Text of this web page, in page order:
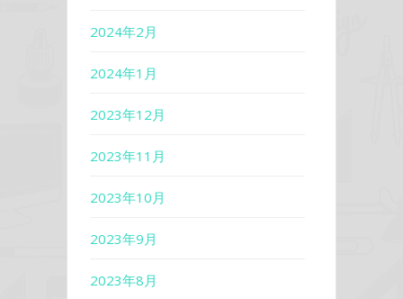
2024年2月
2024年1月
2023年12月
2023年11月
2023年10月
2023年9月
2023年8月